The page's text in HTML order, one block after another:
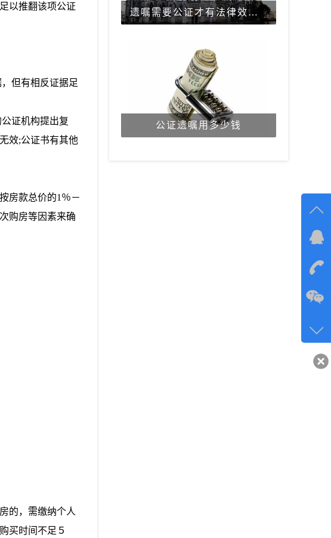
以推翻该项公证
但有相反证据足
证机构提出复
效;公证书有其他
房款总价的1％－
购房等因素来确
的，需缴纳个人
买时间不足５
遗嘱需要公证才有法律效力吗？
公证遗嘱用多少钱
在线
咨询
客服